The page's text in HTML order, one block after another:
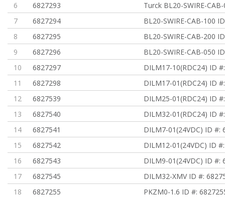
6
6827293
Turck BL20-SWIRE-
7
6827294
BL20-SWIRE-CAB-100
8
6827295
BL20-SWIRE-CAB-200
9
6827296
BL20-SWIRE-CAB-050
10
6827297
DILM17-10(RDC24) ID
11
6827298
DILM17-01(RDC24) ID
12
6827539
DILM25-01(RDC24) ID
13
6827540
DILM32-01(RDC24) ID
14
6827541
DILM7-01(24VDC) ID #:
15
6827542
DILM12-01(24VDC) ID
16
6827543
DILM9-01(24VDC) ID #:
17
6827545
DILM32-XMV ID #:
18
6827255
PKZM0-1.6 ID #: